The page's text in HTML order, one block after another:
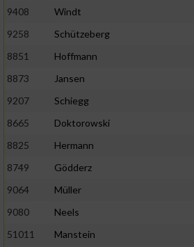
9408
Windt
9258
Schützeberg
8851
Hoffmann
8873
Jansen
9207
Schiegg
8665
Doktorowski
8825
Hermann
8749
Gödderz
9064
Müller
9080
Neels
51011
Manstein